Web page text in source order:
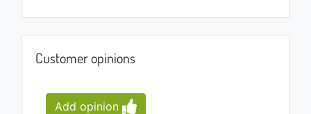
Customer opinions
Add opinion